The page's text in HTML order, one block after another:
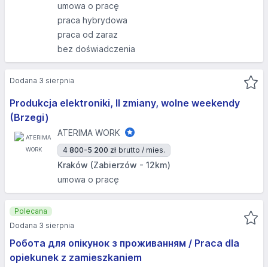
umowa o pracę
praca hybrydowa
praca od zaraz
bez doświadczenia
Produkcja elektroniki, II zmiany, wolne weekendy
(Brzegi)
ATERIMA WORK
4 800-5 200 zł brutto / mies.
Kraków (Zabierzów - 12km)
umowa o pracę
Dodana 3 sierpnia
Робота для опікунок з проживанням / Praca dla
opiekunek z zamieszkaniem
Polecana
Dodana 3 sierpnia